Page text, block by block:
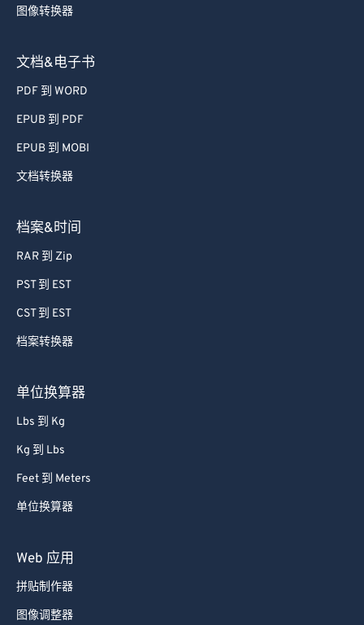
图像转换器
文档&电子书
PDF 到 WORD
EPUB 到 PDF
EPUB 到 MOBI
文档转换器
档案&时间
RAR 到 Zip
PST 到 EST
CST 到 EST
档案转换器
单位换算器
Lbs 到 Kg
Kg 到 Lbs
Feet 到 Meters
单位换算器
Web 应用
拼贴制作器
图像调整器